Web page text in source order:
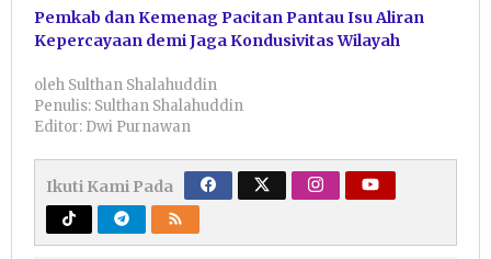
Pemkab dan Kemenag Pacitan Pantau Isu Aliran
Kepercayaan demi Jaga Kondusivitas Wilayah
oleh Sulthan Shalahuddin
Penulis: Sulthan Shalahuddin
Editor: Dwi Purnawan
Ikuti Kami Pada